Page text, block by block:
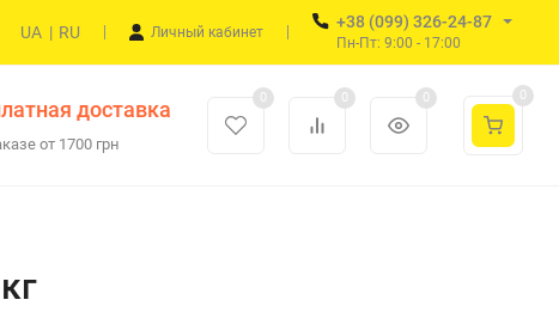
UA | RU Личный кабинет
+38 (099) 326-24-87
Пн-Пт: 9:00 - 17:00
доставка
от 1700 грн
0 0 0 0